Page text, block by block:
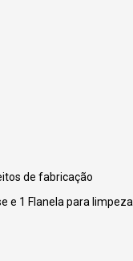
de fabricação
e 1 Flanela para limpeza